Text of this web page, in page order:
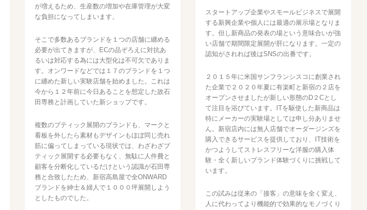
が増えるため、生産数の増加や在庫管理が大変
な負担になってしまいます。
そこで多数あるブランドを１つの店舗に纏める
必要が出てきますが、ECの品ぞろえに対抗あ
るいは対応する為には大型化は不可欠でありま
す。オンワードなどでは１７のブランドを１つ
に纏めた新しい実験店舗を始めました。これは
今から１２年前に今日あることを想定した故石
田専務と計画していた新ショップです。
複数のブティック展開のブランドも、マークと
看板を外したら素材もデザインもほぼ同じ売れ
筋に偏ってしまっている現状では、わざわざブ
ティック展開する必要もなく、無駄に人件費と
顧客を分断化しているだけという認識が石田専
務と合致したため、新宿高島屋で全ONWARD
ブランドを紳士＆婦人で１０００坪展開しよう
としたものでした。
スタートアップ企業やスモールビジネスで展開
する新興企業や個人には最適の展示場となりま
す。但し新商品の発表の場という意味合いが強
い店舗で期間限定展開が肝になります。一定の
認知がされれば後はSNSの出番です。
２０１５年に米国サンフランシスコに創業され
た企業で２０２０年夏に有楽町と新宿の２店を
オープンさせましたが新しい形態のD２Cとし
て注目を浴びています。ITを駆使した新商品は
特にメーカーの実験場としては申し分ありませ
ん。新宿店内には無人店舗でオーダージンズを
購入できるサービスを提供しており、IT技術を
かつようしてストレスフリーな洋服の購入体
験・全く新しいブランド体験づくりに挑戦して
います。
この試みは従来の「接客」の意味を全く変え、
人に代わってより機能的で効果的なモノづくり